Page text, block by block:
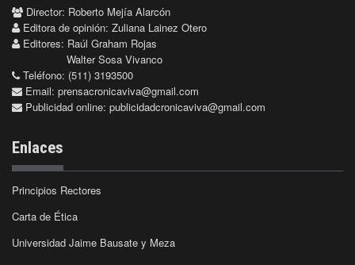
Director: Roberto Mejía Alarcón
Editora de opinión: Zuliana Lainez Otero
Editores: Raúl Graham Rojas
Walter Sosa Vivanco
Teléfono: (511) 3193500
Email: prensacronicaviva@gmail.com
Publicidad online: publicidadcronicaviva@gmail.com
Enlaces
Principios Rectores
Carta de Ética
Universidad Jaime Bausate y Meza